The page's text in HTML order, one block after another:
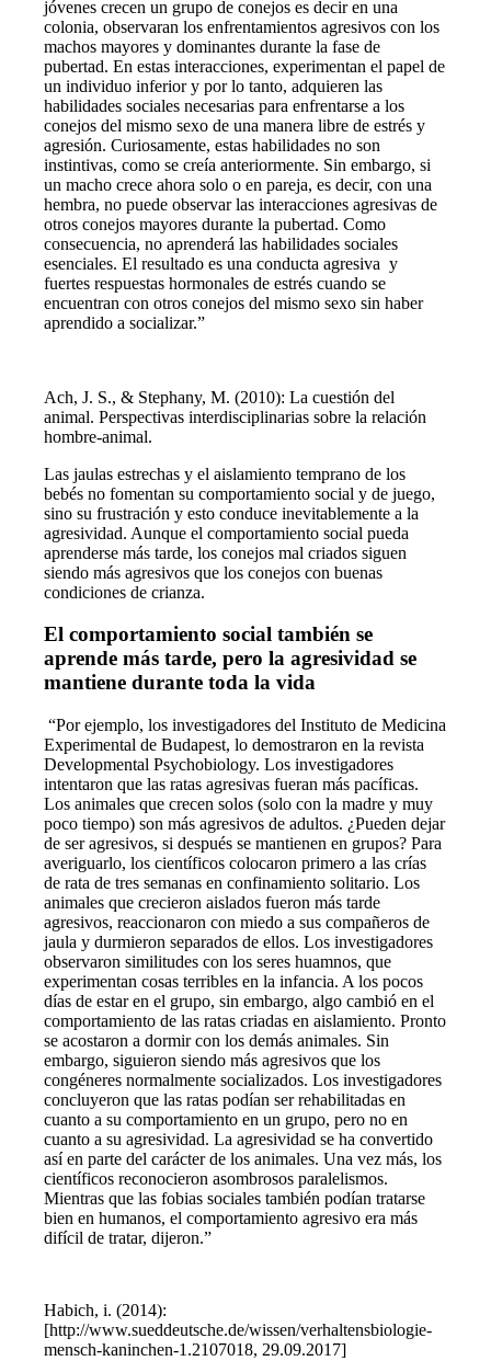
jóvenes crecen un grupo de conejos es decir en una
colonia, observaran los enfrentamientos agresivos con los
machos mayores y dominantes durante la fase de
pubertad. En estas interacciones, experimentan el papel de
un individuo inferior y por lo tanto, adquieren las
habilidades sociales necesarias para enfrentarse a los
conejos del mismo sexo de una manera libre de estrés y
agresión. Curiosamente, estas habilidades no son
instintivas, como se creía anteriormente. Sin embargo, si
un macho crece ahora solo o en pareja, es decir, con una
hembra, no puede observar las interacciones agresivas de
otros conejos mayores durante la pubertad. Como
consecuencia, no aprenderá las habilidades sociales
esenciales. El resultado es una conducta agresiva y
fuertes respuestas hormonales de estrés cuando se
encuentran con otros conejos del mismo sexo sin haber
aprendido a socializar.”
Ach, J. S., & Stephany, M. (2010): La cuestión del
animal. Perspectivas interdisciplinarias sobre la relación
hombre-animal.
Las jaulas estrechas y el aislamiento temprano de los
bebés no fomentan su comportamiento social y de juego,
sino su frustración y esto conduce inevitablemente a la
agresividad. Aunque el comportamiento social pueda
aprenderse más tarde, los conejos mal criados siguen
siendo más agresivos que los conejos con buenas
condiciones de crianza.
El comportamiento social también se
aprende más tarde, pero la agresividad se
mantiene durante toda la vida
“Por ejemplo, los investigadores del Instituto de Medicina
Experimental de Budapest, lo demostraron en la revista
Developmental Psychobiology. Los investigadores
intentaron que las ratas agresivas fueran más pacíficas.
Los animales que crecen solos (solo con la madre y muy
poco tiempo) son más agresivos de adultos. ¿Pueden dejar
de ser agresivos, si después se mantienen en grupos? Para
averiguarlo, los científicos colocaron primero a las crías
de rata de tres semanas en confinamiento solitario. Los
animales que crecieron aislados fueron más tarde
agresivos, reaccionaron con miedo a sus compañeros de
jaula y durmieron separados de ellos. Los investigadores
observaron similitudes con los seres huamnos, que
experimentan cosas terribles en la infancia. A los pocos
días de estar en el grupo, sin embargo, algo cambió en el
comportamiento de las ratas criadas en aislamiento. Pronto
se acostaron a dormir con los demás animales. Sin
embargo, siguieron siendo más agresivos que los
congéneres normalmente socializados. Los investigadores
concluyeron que las ratas podían ser rehabilitadas en
cuanto a su comportamiento en un grupo, pero no en
cuanto a su agresividad. La agresividad se ha convertido
así en parte del carácter de los animales. Una vez más, los
científicos reconocieron asombrosos paralelismos.
Mientras que las fobias sociales también podían tratarse
bien en humanos, el comportamiento agresivo era más
difícil de tratar, dijeron.”
Habich, i. (2014):
[http://www.sueddeutsche.de/wissen/verhaltensbiologie-
mensch-kaninchen-1.2107018, 29.09.2017]